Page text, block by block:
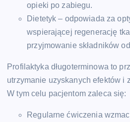
opieki po zabiegu.
Dietetyk – odpowiada za
wspierającej regenerację
przyjmowanie składników
Profilaktyka długoterminowa to
utrzymanie uzyskanych efektów i
W tym celu pacjentom zaleca się:
Regularne ćwiczenia